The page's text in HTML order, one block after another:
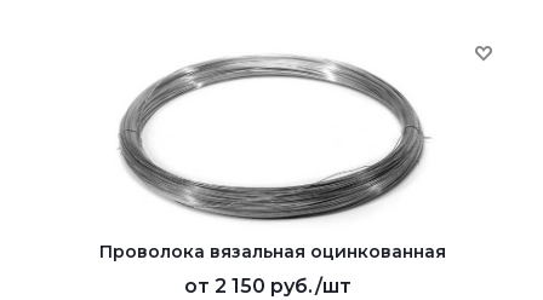
Проволока вязальная оцинкованная
от 2 150 руб./шт